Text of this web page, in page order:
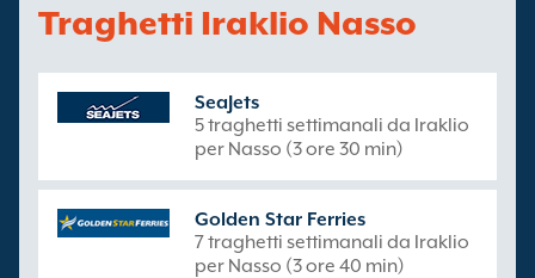
Traghetti Iraklio Nasso
SeaJets
5 traghetti settimanali da Iraklio
per Nasso (3 ore 30 min)
Golden Star Ferries
7 traghetti settimanali da Iraklio
per Nasso (3 ore 40 min)